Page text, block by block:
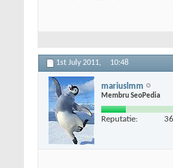
1st July 2011, 10:48
mariuslmm
Membru SeoPedia
Reputatie: 36